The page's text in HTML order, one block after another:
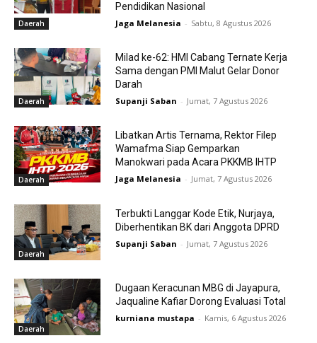
Daerah
Pendidikan Nasional
Jaga Melanesia - Sabtu, 8 Agustus 2026
Daerah
Milad ke-62: HMI Cabang Ternate Kerja
Sama dengan PMI Malut Gelar Donor
Darah
Supanji Saban - Jumat, 7 Agustus 2026
Daerah
Libatkan Artis Ternama, Rektor Filep
Wamafma Siap Gemparkan
Manokwari pada Acara PKKMB IHTP
Jaga Melanesia - Jumat, 7 Agustus 2026
Daerah
Terbukti Langgar Kode Etik, Nurjaya,
Diberhentikan BK dari Anggota DPRD
Supanji Saban - Jumat, 7 Agustus 2026
Daerah
Dugaan Keracunan MBG di Jayapura,
Jaqualine Kafiar Dorong Evaluasi Total
kurniana mustapa - Kamis, 6 Agustus 2026